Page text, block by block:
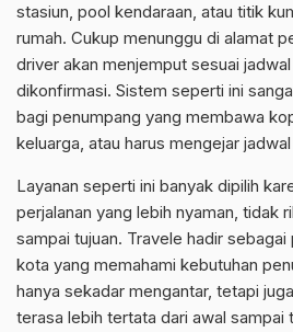
stasiun, pool kendaraan, atau titik
rumah. Cukup menunggu di alamat
driver akan menjemput sesuai
dikonfirmasi. Sistem seperti ini
bagi penumpang yang membawa
keluarga, atau harus mengejar
Layanan seperti ini banyak dipilih
perjalanan yang lebih nyaman, tidak
sampai tujuan. Travele hadir
kota yang memahami kebutuhan
hanya sekadar mengantar, tetapi
terasa lebih tertata dari awal sampai